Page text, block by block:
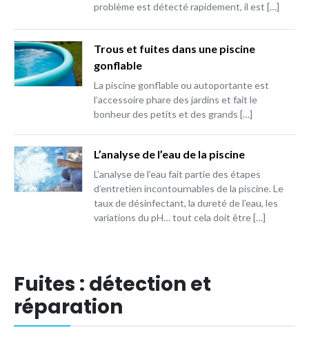
problème est détecté rapidement, il est […]
Trous et fuites dans une piscine
gonflable
La piscine gonflable ou autoportante est
l’accessoire phare des jardins et fait le
bonheur des petits et des grands […]
L’analyse de l’eau de la piscine
L’analyse de l’eau fait partie des étapes
d’entretien incontournables de la piscine. Le
taux de désinfectant, la dureté de l’eau, les
variations du pH… tout cela doit être […]
Fuites : détection et
réparation